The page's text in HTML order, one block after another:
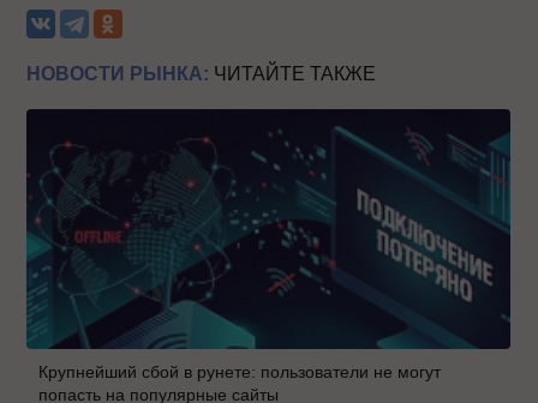
НОВОСТИ РЫНКА: ЧИТАЙТЕ ТАКЖЕ
Крупнейший сбой в рунете: пользователи не могут
попасть на популярные сайты